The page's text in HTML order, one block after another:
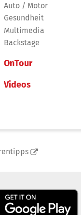
Auto / Motor
Gesundheit
Multimedia
Backstage
OnTour
Videos